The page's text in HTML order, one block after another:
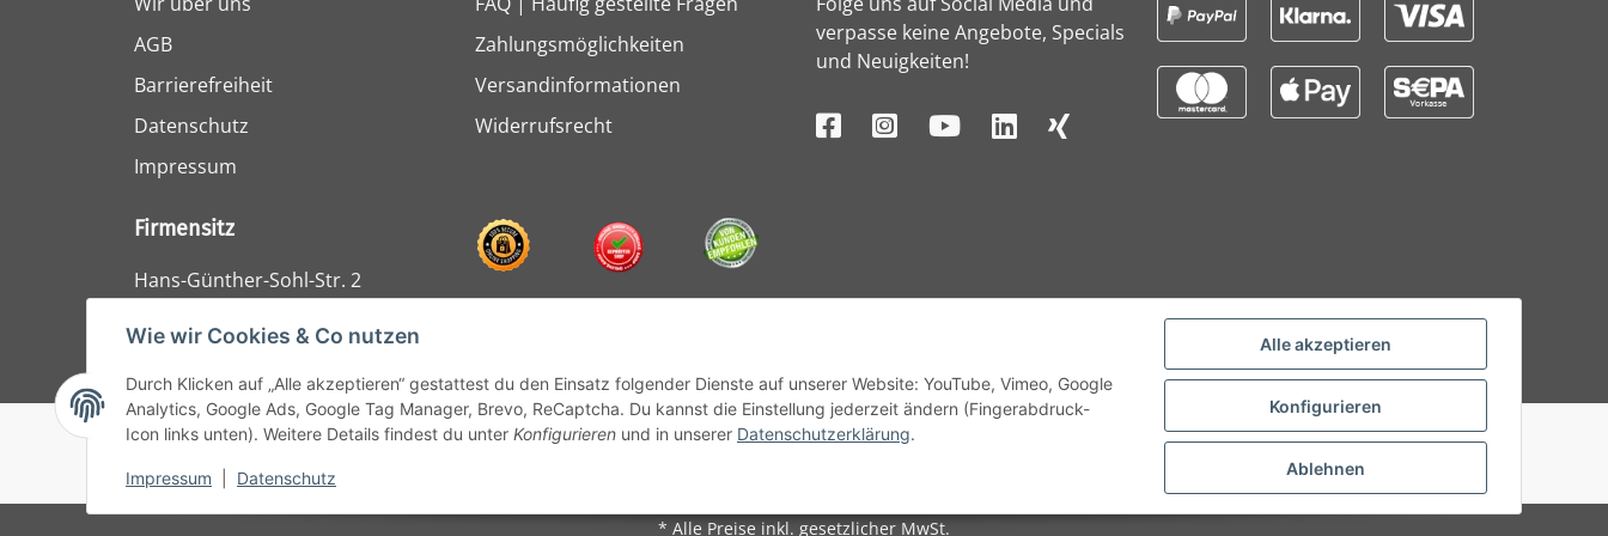
Alle akzeptieren
Konfigurieren
Ablehnen
Wie wir Cookies & Co nutzen
Durch Klicken auf „Alle akzeptieren“ gestattest du den Einsatz folgender Dienste auf unserer Website: YouTube, Vimeo, Google
Analytics, Google Ads, Google Tag Manager, Brevo, ReCaptcha. Du kannst die Einstellung jederzeit ändern (Fingerabdruck-
Icon links unten). Weitere Details findest du unter Konfigurieren und in unserer Datenschutzerklärung.
Impressum Datenschutz
AGB
Barrierefreiheit
Datenschutz
Impressum
Zahlungsmöglichkeiten
Versandinformationen
Widerrufsrecht
verpasse keine Angebote, Specials
und Neuigkeiten!
Firmensitz
Hans-Günther-Sohl-Str. 2
47807 Krefeld
© 1964 - 2026 Lüllmann GmbH
© 1964 - 2024 Lüllmann GmbH
* Alle Preise inkl. gesetzlicher MwSt.